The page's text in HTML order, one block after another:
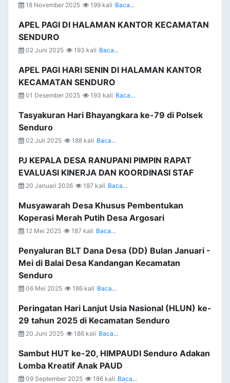
18 November 2025 199 kali Baca...
APEL PAGI DI HALAMAN KANTOR KECAMATAN
SENDURO
02 Juni 2025 193 kali Baca...
APEL PAGI HARI SENIN DI HALAMAN KANTOR
KECAMATAN SENDURO
01 Desember 2025 193 kali Baca...
Tasyakuran Hari Bhayangkara ke-79 di Polsek
Senduro
02 Juli 2025 188 kali Baca...
PJ KEPALA DESA RANUPANI PIMPIN RAPAT
EVALUASI KINERJA DAN KOORDINASI STAF
20 Januari 2026 187 kali Baca...
Musyawarah Desa Khusus Pembentukan
Koperasi Merah Putih Desa Argosari
12 Mei 2025 187 kali Baca...
Penyaluran BLT Dana Desa (DD) Bulan Januari -
Mei di Balai Desa Kandangan Kecamatan
Senduro
06 Mei 2025 186 kali Baca...
Peringatan Hari Lanjut Usia Nasional (HLUN) ke-
29 tahun 2025 di Kecamatan Senduro
20 Juni 2025 186 kali Baca...
Sambut HUT ke-20, HIMPAUDI Senduro Adakan
Lomba Kreatif Anak PAUD
09 September 2025 186 kali Baca...